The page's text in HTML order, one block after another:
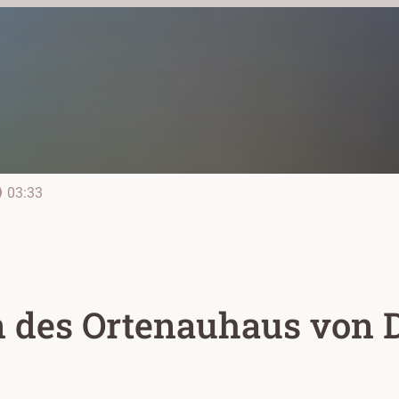
03:33
des Ortenauhaus von